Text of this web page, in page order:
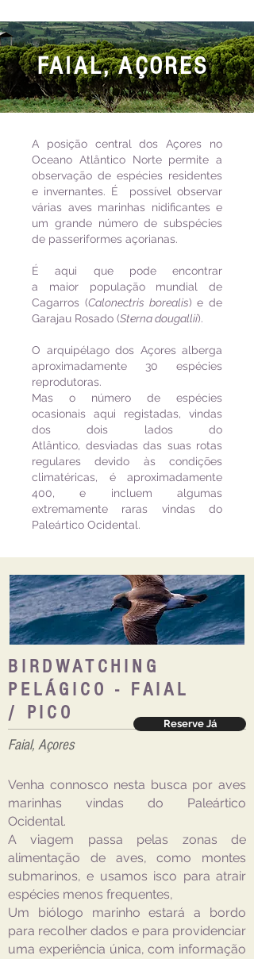
FAIAL, AÇORES
A posição central dos Açores no
Oceano Atlântico Norte permite a
observação de espécies residentes
e invernantes. É possível observar
várias aves marinhas nidificantes e
um grande número de subspécies
de passeriformes açorianas.
É aqui que pode encontrar
a maior população mundial de
Cagarros (Calonectris borealis) e de
Garajau Rosado (Sterna dougallii).
O arquipélago dos Açores alberga
aproximadamente 30 espécies
reprodutoras.
Mas o número de espécies
ocasionais aqui registadas, vindas
dos dois lados do
Atlântico, desviadas das suas rotas
regulares devido às condições
climatéricas, é aproximadamente
400, e incluem algumas
extremamente raras vindas do
Paleártico Ocidental.
BIRDWATCHING
PELÁGICO - FAIAL
/ PICO
Faial, Açores
Reserve Já
Venha connosco nesta busca por aves
marinhas vindas do Paleártico
Ocidental.
A viagem passa pelas zonas de
alimentação de aves, como montes
submarinos, e usamos isco para atrair
espécies menos frequentes,
Um biólogo marinho estará a bordo
para recolher dados e para providenciar
uma experiência única, com informação